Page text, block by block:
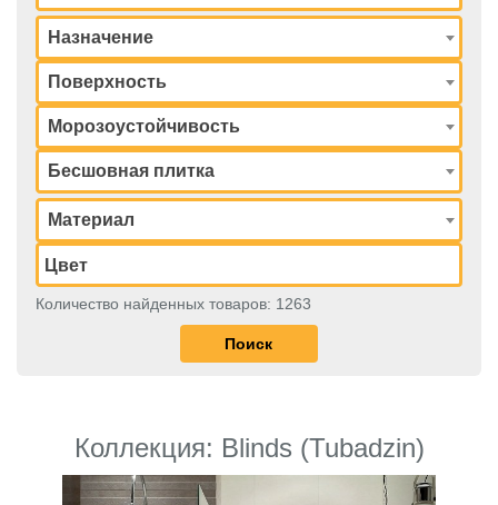
Назначение
Поверхность
Морозоустойчивость
Бесшовная плитка
Материал
Количество найденных товаров: 1263
Коллекция: Blinds (Tubadzin)
Previous Next